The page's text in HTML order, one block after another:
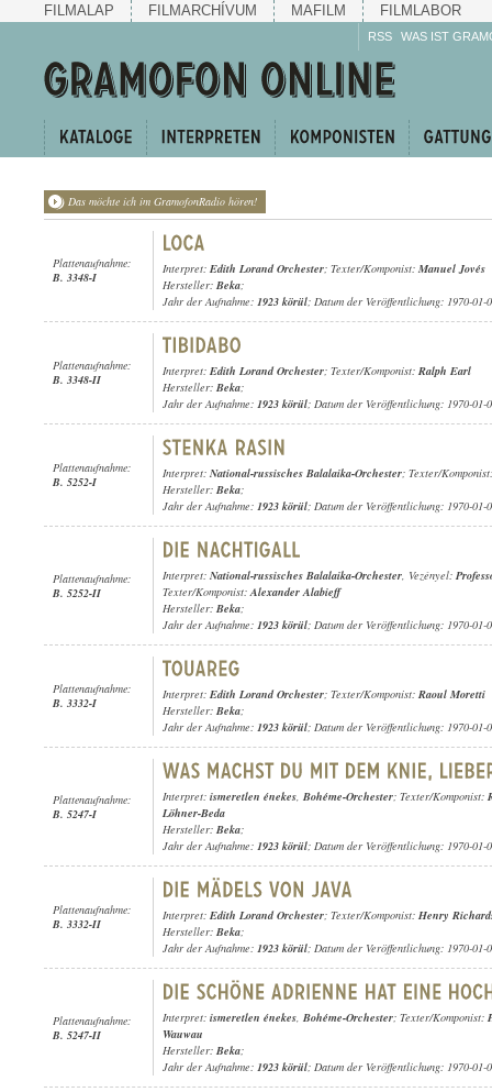
FILMALAP FILMARCHÍVUM MAFILM FILMLABOR
RSS WAS IST
Das möchte ich im GramofonRadio hören!
Plattenaufnahme:
B. 3348-I
Interpret: Edith Lorand Orchester; Texter/Komponist: Manuel Jovés
Hersteller: Beka;
Jahr der Aufnahme: 1923 körül; Datum der Veröffentlichung: 1970-01-
Plattenaufnahme:
B. 3348-II
Interpret: Edith Lorand Orchester; Texter/Komponist: Ralph Earl
Hersteller: Beka;
Jahr der Aufnahme: 1923 körül; Datum der Veröffentlichung: 1970-01-
Plattenaufnahme:
B. 5252-I
Interpret: National-russisches Balalaika-Orchester; Texter/
Hersteller: Beka;
Jahr der Aufnahme: 1923 körül; Datum der Veröffentlichung: 1970-01-
Plattenaufnahme:
B. 5252-II
Interpret: National-russisches Balalaika-Orchester, Vezényel:
Texter/Komponist:Alexander Alabieff
Hersteller: Beka;
Jahr der Aufnahme: 1923 körül; Datum der Veröffentlichung: 1970-01-
Plattenaufnahme:
B. 3332-I
Interpret: Edith Lorand Orchester; Texter/Komponist: Raoul Moretti
Hersteller: Beka;
Jahr der Aufnahme: 1923 körül; Datum der Veröffentlichung: 1970-01-
Plattenaufnahme:
B. 5247-I
Interpret: ismeretlen énekes, Bohéme-Orchester; Texter/Komponist:
Löhner-Beda
Hersteller: Beka;
Jahr der Aufnahme: 1923 körül; Datum der Veröffentlichung: 1970-01-
Plattenaufnahme:
B. 3332-II
Interpret: Edith Lorand Orchester; Texter/Komponist: Henry
Hersteller: Beka;
Jahr der Aufnahme: 1923 körül; Datum der Veröffentlichung: 1970-01-
Plattenaufnahme:
B. 5247-II
Interpret: ismeretlen énekes, Bohéme-Orchester; Texter/Komponist:
Wauwau
Hersteller: Beka;
Jahr der Aufnahme: 1923 körül; Datum der Veröffentlichung: 1970-01-